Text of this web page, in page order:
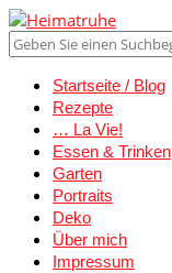
Startseite / Blog
Rezepte
… La Vie!
Essen & Trinken
Garten
Portraits
Deko
Über mich
Impressum